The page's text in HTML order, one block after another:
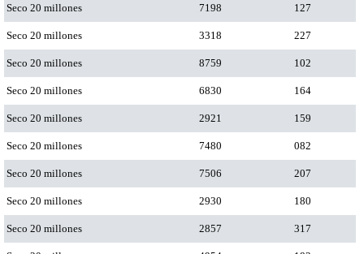
Seco 20 millones 7198 127
Seco 20 millones 3318 227
Seco 20 millones 8759 102
Seco 20 millones 6830 164
Seco 20 millones 2921 159
Seco 20 millones 7480 082
Seco 20 millones 7506 207
Seco 20 millones 2930 180
Seco 20 millones 2857 317